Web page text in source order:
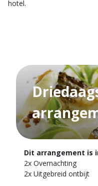
hotel.
Dit arrangement is
2x Overnachting
2x Uitgebreid ontbijt